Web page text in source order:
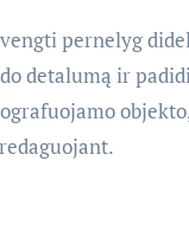
pernelyg
detalumą ir